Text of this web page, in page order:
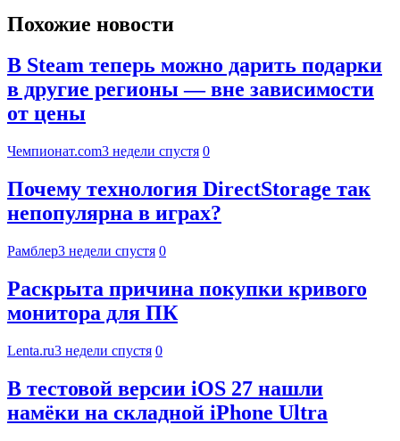
Похожие новости
В Steam теперь можно дарить подарки
в другие регионы — вне зависимости
от цены
Чемпионат.com3 недели спустя 0
Почему технология DirectStorage так
непопулярна в играх?
Рамблер3 недели спустя 0
Раскрыта причина покупки кривого
монитора для ПК
Lenta.ru3 недели спустя 0
В тестовой версии iOS 27 нашли
намёки на складной iPhone Ultra